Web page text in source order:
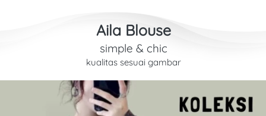
Aila Blouse
simple & chic
kualitas sesuai gambar